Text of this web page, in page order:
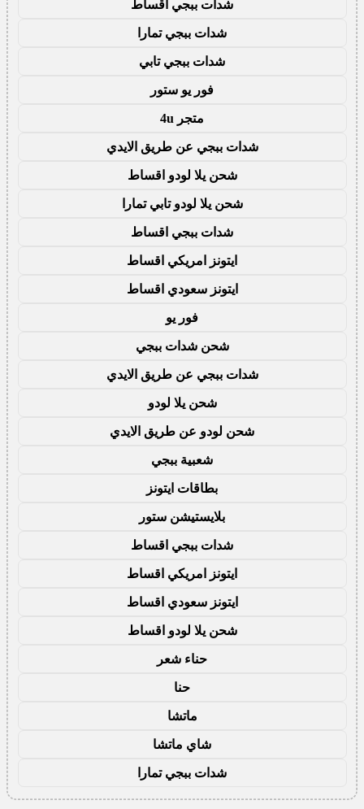
شدات ببجي اقساط
شدات ببجي تمارا
شدات ببجي تابي
فور يو ستور
متجر 4u
شدات ببجي عن طريق الايدي
شحن يلا لودو اقساط
شحن يلا لودو تابي تمارا
شدات ببجي اقساط
ايتونز امريكي اقساط
ايتونز سعودي اقساط
فور يو
شحن شدات ببجي
شدات ببجي عن طريق الايدي
شحن يلا لودو
شحن لودو عن طريق الايدي
شعبية ببجي
بطاقات ايتونز
بلايستيشن ستور
شدات ببجي اقساط
ايتونز امريكي اقساط
ايتونز سعودي اقساط
شحن يلا لودو اقساط
حناء شعر
حنا
ماتشا
شاي ماتشا
شدات ببجي تمارا